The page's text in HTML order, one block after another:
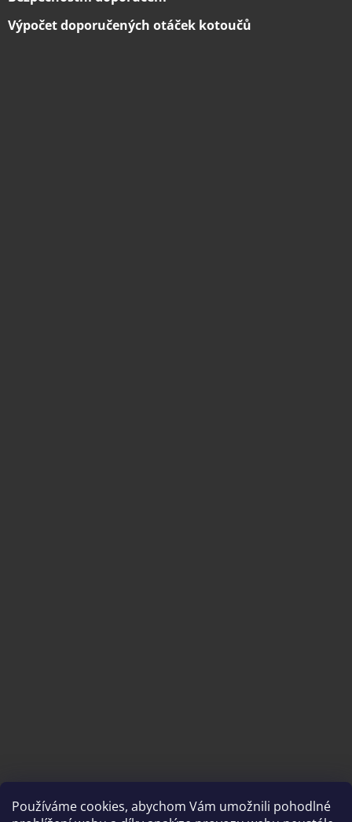
Používáme cookies, abychom Vám umožnili pohodlné
Výpočet doporučených otáček kotoučů